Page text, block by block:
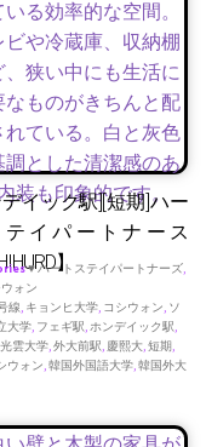
イック駅][短期]ハー
テイパートナース
】
♥ ハートステイパートナーズ,
ォン
線, キョンヒ大学, コシウォン, ソ
大学, フェギ駅,ホンデイック駅,
光雲大学,外大前駅, 慶熙大,短期,
ウォン,韓国外国語大学,韓国外大